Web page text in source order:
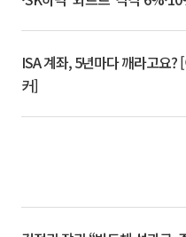
ISA 계좌, 5년마다 깨라고요?
커]